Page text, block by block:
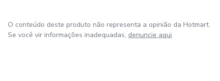
O conteúdo deste produto não representa a opinião da Hotmart.
Se você vir informações inadequadas, denuncie aqui